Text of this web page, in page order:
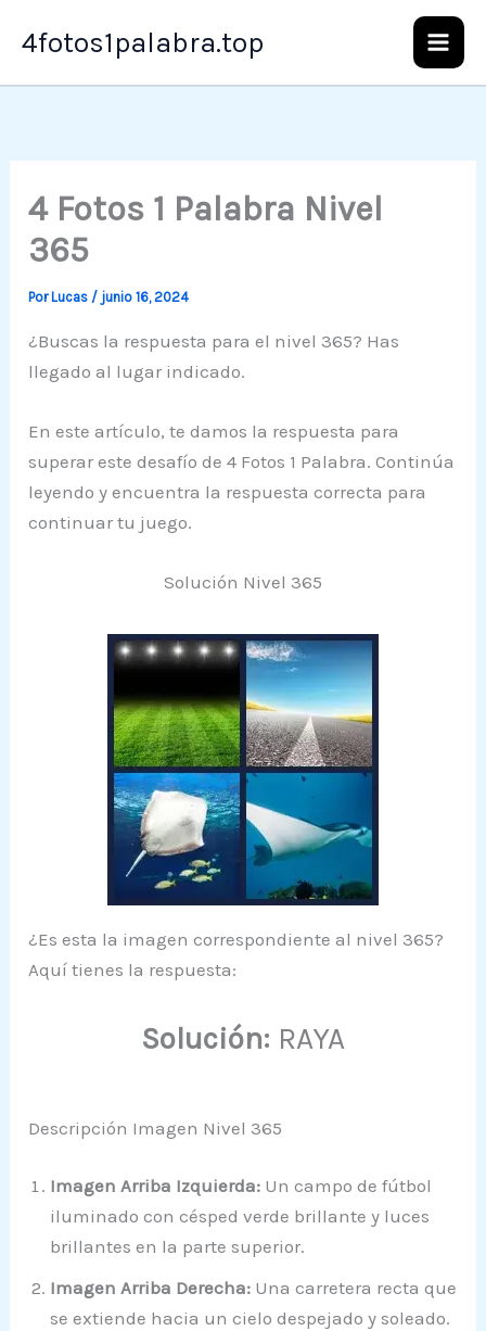
4fotos1palabra.top
4 Fotos 1 Palabra Nivel
365
PorLucas / junio 16, 2024
¿Buscas la respuesta para el nivel 365? Has
llegado al lugar indicado.
En este artículo, te damos la respuesta para
superar este desafío de 4 Fotos 1 Palabra. Continúa
leyendo y encuentra la respuesta correcta para
continuar tu juego.
Solución Nivel 365
¿Es esta la imagen correspondiente al nivel 365?
Aquí tienes la respuesta:
Solución: RAYA
Descripción Imagen Nivel 365
Imagen Arriba Izquierda: Un campo de fútbol
iluminado con césped verde brillante y luces
brillantes en la parte superior.
Imagen Arriba Derecha: Una carretera recta que
se extiende hacia un cielo despejado y soleado.